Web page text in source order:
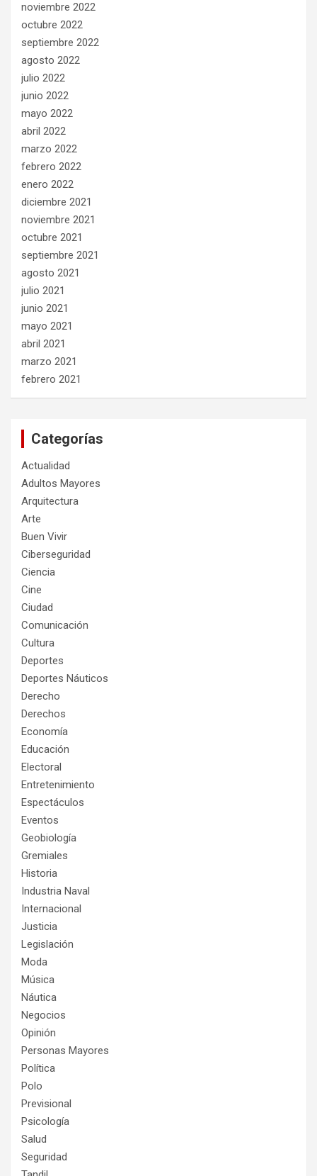
noviembre 2022
octubre 2022
septiembre 2022
agosto 2022
julio 2022
junio 2022
mayo 2022
abril 2022
marzo 2022
febrero 2022
enero 2022
diciembre 2021
noviembre 2021
octubre 2021
septiembre 2021
agosto 2021
julio 2021
junio 2021
mayo 2021
abril 2021
marzo 2021
febrero 2021
Categorías
Actualidad
Adultos Mayores
Arquitectura
Arte
Buen Vivir
Ciberseguridad
Ciencia
Cine
Ciudad
Comunicación
Cultura
Deportes
Deportes Náuticos
Derecho
Derechos
Economía
Educación
Electoral
Entretenimiento
Espectáculos
Eventos
Geobiología
Gremiales
Historia
Industria Naval
Internacional
Justicia
Legislación
Moda
Música
Náutica
Negocios
Opinión
Personas Mayores
Política
Polo
Previsional
Psicología
Salud
Seguridad